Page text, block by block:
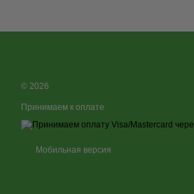
© 2026
Принимаем к оплате
Мобильная версия